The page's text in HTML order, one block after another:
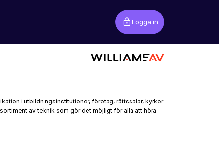
lock_open Logga in
i utbildningsinstitutioner, företag, rättssalar, kyrkor
av teknik som gör det möjligt för alla att höra